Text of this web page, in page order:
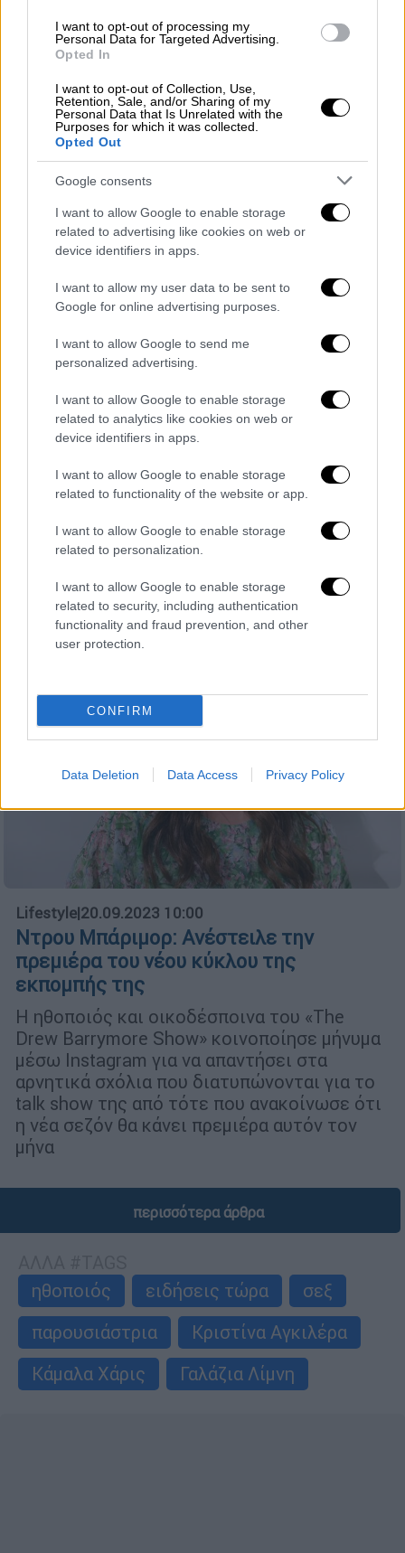
I want to opt-out of processing my
Personal Data for Targeted Advertising.
Opted In
I want to opt-out of Collection, Use,
Retention, Sale, and/or Sharing of my
Personal Data that Is Unrelated with the
Purposes for which it was collected.
Opted Out
Google consents
I want to allow Google to enable storage
related to advertising like cookies on web or
device identifiers in apps.
I want to allow my user data to be sent to
Google for online advertising purposes.
I want to allow Google to send me
personalized advertising.
I want to allow Google to enable storage
related to analytics like cookies on web or
device identifiers in apps.
I want to allow Google to enable storage
related to functionality of the website or app.
I want to allow Google to enable storage
related to personalization.
I want to allow Google to enable storage
related to security, including authentication
functionality and fraud prevention, and other
user protection.
CONFIRM
Data Deletion Data Access Privacy Policy
ήταν η Μέγκαν Φοξ (Megan Fox) μιλώντας,
την προηγούμενη εβδομάδα, στην εκπομπή
Ντρου Μπάριμορ
Lifestyle|01.11.2023 11:23
Μπομπ Ρος στο «The Drew Barrymore
Show»
Έκανε μία εντυπωσιακή εμφάνιση με το
χαρακτηριστικό άφρο μαλλί, ψεύτικο μούσι
και τρίχες στο στήθος
Lifestyle|20.09.2023 10:00
Ντρου Μπάριμορ: Ανέστειλε την
πρεμιέρα του νέου κύκλου της
εκπομπής της
Η ηθοποιός και οικοδέσποινα του «The
Drew Barrymore Show» κοινοποίησε μήνυμα
μέσω Instagram για να απαντήσει στα
αρνητικά σχόλια που διατυπώνονται για τo
talk show της από τότε που ανακοίνωσε ότι
η νέα σεζόν θα κάνει πρεμιέρα αυτόν τον
μήνα
περισσότερα άρθρα
ηθοποιός
ειδήσεις τώρα
σεξ
παρουσιάστρια
Κριστίνα Αγκιλέρα
Κάμαλα Χάρις
Γαλάζια Λίμνη